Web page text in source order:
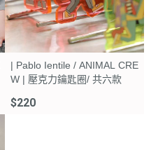
| Pablo Ientile / ANIMAL CRE
W | 壓克力鑰匙圈/ 共六款
$220